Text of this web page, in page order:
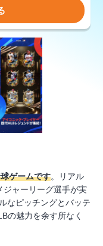
ゲームです。リアル
ャーリーグ選手が実
なピッチングとバッテ
の魅力を余す所なく